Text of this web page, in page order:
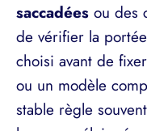
saccadées ou des
de vérifier la
choisi avant de
ou un modèle
stable règle